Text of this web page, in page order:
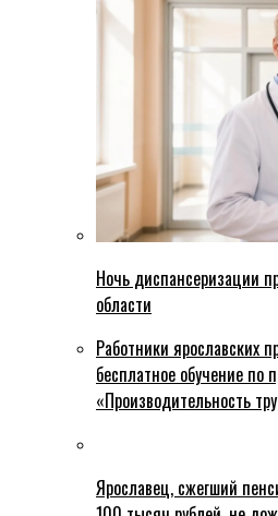
Ночь диспансеризации
области
Работники ярославских
бесплатное обучение по
«Производительность
Ярославец, сжегший